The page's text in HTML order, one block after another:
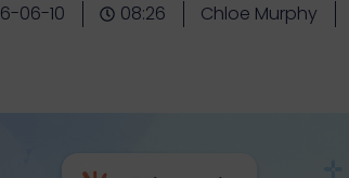
06-10 08:26 Chloe Murphy